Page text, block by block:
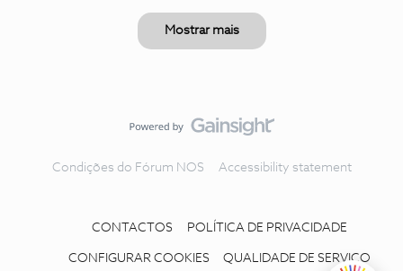
Mostrar mais
Condições do Fórum NOS Accessibility statement
CONTACTOS POLÍTICA DE PRIVACIDADE
CONFIGURAR COOKIES QUALIDADE DE SERVIÇO